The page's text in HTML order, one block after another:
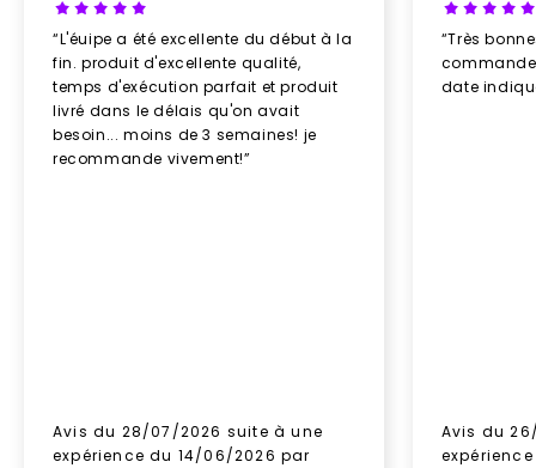
“L'éuipe a été excellente du début à la
fin. produit d'excellente qualité,
temps d'exécution parfait et produit
livré dans le délais qu'on avait
besoin... moins de 3 semaines! je
recommande vivement!”
Avis du 28/07/2026 suite à une
expérience du 14/06/2026 par
“Très
date
Avis du